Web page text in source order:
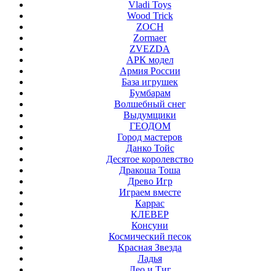
Vladi Toys
Wood Trick
ZOCH
Zormaer
ZVEZDA
АРК модел
Армия России
База игрушек
Бумбарам
Волшебный снег
Выдумщики
ГЕОДОМ
Город мастеров
Данко Тойс
Десятое королевство
Дракоша Тоша
Древо Игр
Играем вместе
Каррас
КЛЕВЕР
Консуни
Космический песок
Красная Звезда
Ладья